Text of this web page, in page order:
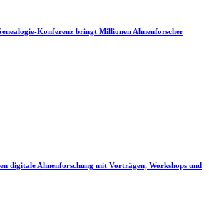
Konferenz bringt Millionen Ahnenforscher
digitale Ahnenforschung mit Vorträgen, Workshops und